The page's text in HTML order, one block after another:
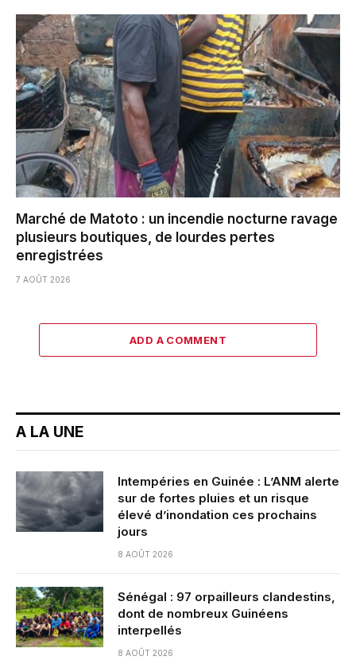
Marché de Matoto : un incendie nocturne ravage
plusieurs boutiques, de lourdes pertes
enregistrées
7 AOÛT 2026
ADD A COMMENT
A LA UNE
Intempéries en Guinée : L’ANM alerte
sur de fortes pluies et un risque
élevé d’inondation ces prochains
jours
8 AOÛT 2026
Sénégal : 97 orpailleurs clandestins,
dont de nombreux Guinéens
interpellés
8 AOÛT 2026